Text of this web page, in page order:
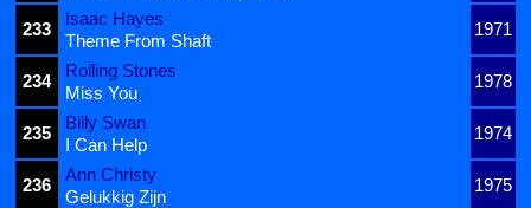
233
Isaac Hayes
1971
Theme From Shaft
234
Rolling Stones
1978
Miss You
235
Billy Swan
1974
I Can Help
236
Ann Christy
1975
Gelukkig Zijn